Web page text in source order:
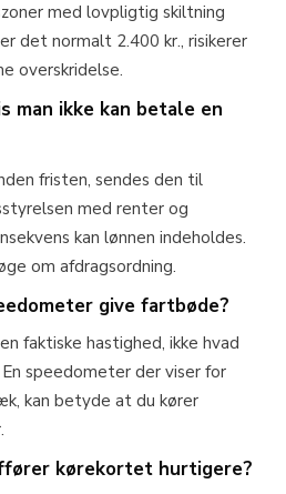
med lovpligtig skiltning
det normalt 2.400 kr., risikerer
overskridelse.
man ikke kan betale en
fristen, sendes den til
med renter og
kan lønnen indeholdes.
om afdragsordning.
give fartbøde?
faktiske hastighed, ikke hvad
speedometer der viser for
kan betyde at du kører
kørekortet hurtigere?